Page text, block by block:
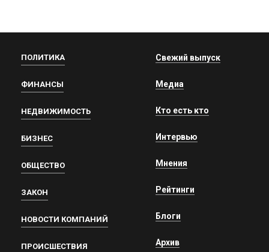
ПОЛИТИКА
ФИНАНСЫ
НЕДВИЖИМОСТЬ
БИЗНЕС
ОБЩЕСТВО
ЗАКОН
НОВОСТИ КОМПАНИЙ
ПРОИСШЕСТВИЯ
Свежий выпуск
Медиа
Кто есть кто
Интервью
Мнения
Рейтинги
Блоги
Архив